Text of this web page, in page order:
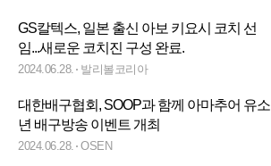
GS칼텍스, 일본 출신 아보 키요시 코치 선
임...새로운 코치진 구성 완료.
2024.06.28. 발리볼코리아
대한배구협회, SOOP과 함께 아마추어 유소
년 배구방송 이벤트 개최
2024.06.28. OSEN